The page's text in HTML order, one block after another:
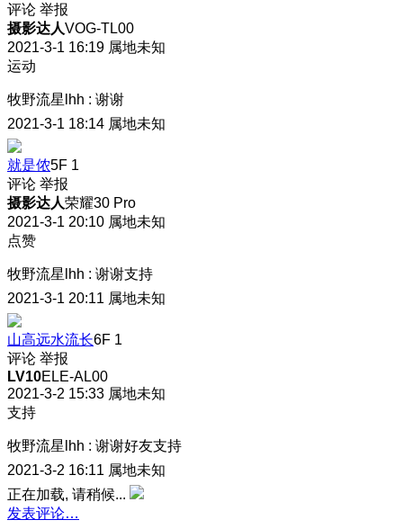
评论 举报
摄影达人VOG-TL00
2021-3-1 16:19 属地未知
运动
牧野流星lhh : 谢谢
2021-3-1 18:14 属地未知
就是侬5F 1
评论 举报
摄影达人荣耀30 Pro
2021-3-1 20:10 属地未知
点赞
牧野流星lhh : 谢谢支持
2021-3-1 20:11 属地未知
山高远水流长6F 1
评论 举报
LV10ELE-AL00
2021-3-2 15:33 属地未知
支持
牧野流星lhh : 谢谢好友支持
2021-3-2 16:11 属地未知
正在加载, 请稍候...
发表评论…